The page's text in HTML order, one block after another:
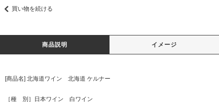
買い物を続ける
商品説明 イメージ
[商品名] 北海道ワイン 北海道 ケルナー
［種 別］日本ワイン 白ワイン